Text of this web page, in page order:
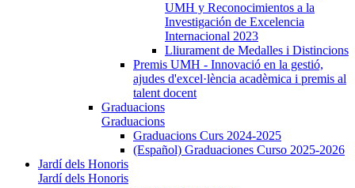
UMH y Reconocimientos a la
Investigación de Excelencia
Internacional 2023
Lliurament de Medalles i Distincions
Premis UMH - Innovació en la gestió,
ajudes d'excel·lència acadèmica i premis al
talent docent
Graduacions
Graduacions
Graduacions Curs 2024-2025
(Español) Graduaciones Curso 2025-2026
Jardí dels Honoris
Jardí dels Honoris